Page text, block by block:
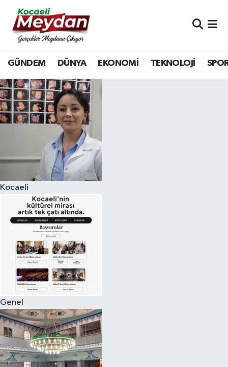
GÜNDEM DÜNYA EKONOMİ TEKNOLOJİ
Kocaeli
Genel
Nöbetçi Eczaneler
Hava Durumu
Trafik Durumu
Süper Lig Puan Durumu ve Fikstür
Tüm Manşetler
Son Dakika Haberleri
Haber Arşivi